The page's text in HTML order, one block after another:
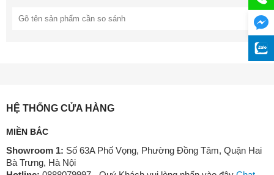
HỆ THỐNG CỬA HÀNG
MIỀN BẮC
Showroom 1: Số 63A Phố Vọng, Phường Đồng Tâm, Quận Hai
Bà Trưng, Hà Nội